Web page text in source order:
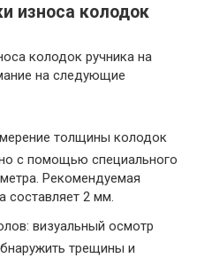
износа колодок
колодок ручника на
на следующие
толщины колодок
с помощью специального
Рекомендуемая
составляет 2 мм.
визуальный осмотр
трещины и